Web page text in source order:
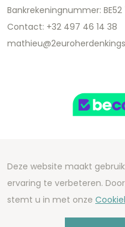
Bankrekeningnummer:
Contact: +32 497 46 14 38
Copyright 2026 We
Development by
Deze website maakt
ervaring te verbeteren.
stemt u in met onze